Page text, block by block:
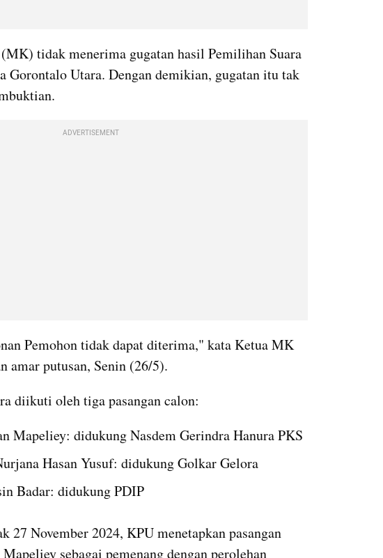
tidak menerima gugatan hasil Pemilihan Suara
Gorontalo Utara. Dengan demikian, gugatan itu tak
ADVERTISEMENT
Pemohon tidak dapat diterima," kata Ketua MK
amar putusan, Senin (26/5).
diikuti oleh tiga pasangan calon:
Mapeliey: didukung Nasdem Gerindra Hanura PKS
Hasan Yusuf: didukung Golkar Gelora
Badar: didukung PDIP
27 November 2024, KPU menetapkan pasangan
sebagai pemenang dengan perolehan